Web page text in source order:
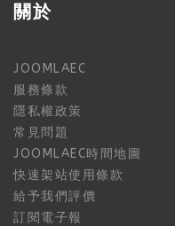
關於
JOOMLAEC
服務條款
隱私權政策
常見問題
JOOMLAEC時間地圖
快速架站使用條款
給予我們評價
訂閱電子報